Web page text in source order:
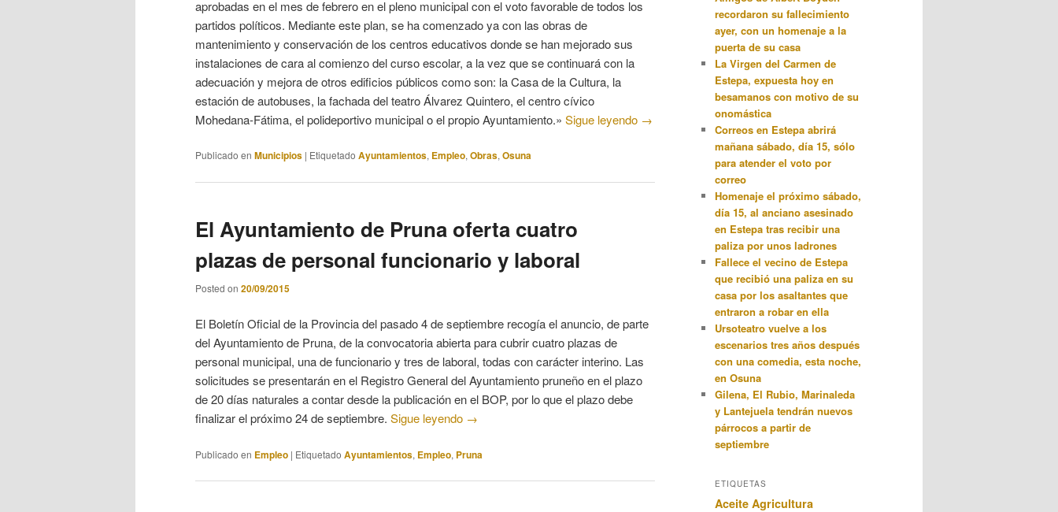
aprobadas en el mes de febrero en el pleno municipal con el voto favorable de todos los
partidos políticos. Mediante este plan, se ha comenzado ya con las obras de
mantenimiento y conservación de los centros educativos donde se han mejorado sus
instalaciones de cara al comienzo del curso escolar, a la vez que se continuará con la
adecuación y mejora de otros edificios públicos como son: la Casa de la Cultura, la
estación de autobuses, la fachada del teatro Álvarez Quintero, el centro cívico
Mohedana-Fátima, el polideportivo municipal o el propio Ayuntamiento.» Sigue leyendo →
Publicado en Municipios | Etiquetado Ayuntamientos, Empleo, Obras, Osuna
El Ayuntamiento de Pruna oferta cuatro
plazas de personal funcionario y laboral
Posted on 20/09/2015
El Boletín Oficial de la Provincia del pasado 4 de septiembre recogía el anuncio, de parte
del Ayuntamiento de Pruna, de la convocatoria abierta para cubrir cuatro plazas de
personal municipal, una de funcionario y tres de laboral, todas con carácter interino. Las
solicitudes se presentarán en el Registro General del Ayuntamiento pruneño en el plazo
de 20 días naturales a contar desde la publicación en el BOP, por lo que el plazo debe
finalizar el próximo 24 de septiembre. Sigue leyendo →
Publicado en Empleo | Etiquetado Ayuntamientos, Empleo, Pruna
recordaron su fallecimiento
ayer, con un homenaje a la
puerta de su casa
La Virgen del Carmen de
Estepa, expuesta hoy en
besamanos con motivo de su
onomástica
Correos en Estepa abrirá
mañana sábado, día 15, sólo
para atender el voto por
correo
Homenaje el próximo sábado,
día 15, al anciano asesinado
en Estepa tras recibir una
paliza por unos ladrones
Fallece el vecino de Estepa
que recibió una paliza en su
casa por los asaltantes que
entraron a robar en ella
Ursoteatro vuelve a los
escenarios tres años después
con una comedia, esta noche,
en Osuna
Gilena, El Rubio, Marinaleda
y Lantejuela tendrán nuevos
párrocos a partir de
septiembre
ETIQUETAS
Aceite Agricultura